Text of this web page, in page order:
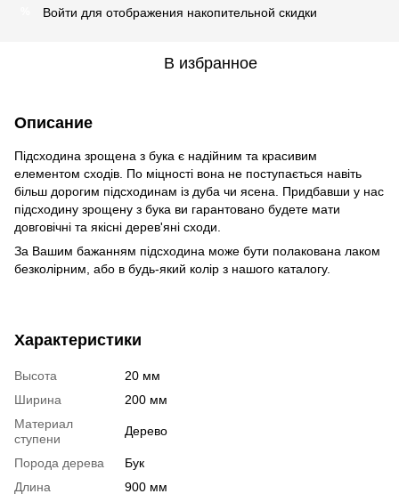
Войти для отображения накопительной скидки
В избранное
Описание
Підсходина зрощена з бука є надійним та красивим
елементом сходів. По міцності вона не поступається навіть
більш дорогим підсходинам із дуба чи ясена. Придбавши у нас
підсходину зрощену з бука ви гарантовано будете мати
довговічні та якісні дерев'яні сходи.
За Вашим бажанням підсходина може бути полакована лаком
безколірним, або в будь-який колір з нашого каталогу.
Характеристики
Высота
20 мм
Ширина
200 мм
Материал
ступени
Дерево
Порода дерева
Бук
Длина
900 мм